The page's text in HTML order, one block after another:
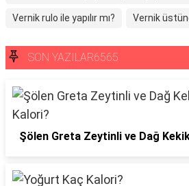
Vernik rulo ile yapılır mı? Vernik
SON YAZILAR6565
Şölen Greta Zeytinli ve Dağ